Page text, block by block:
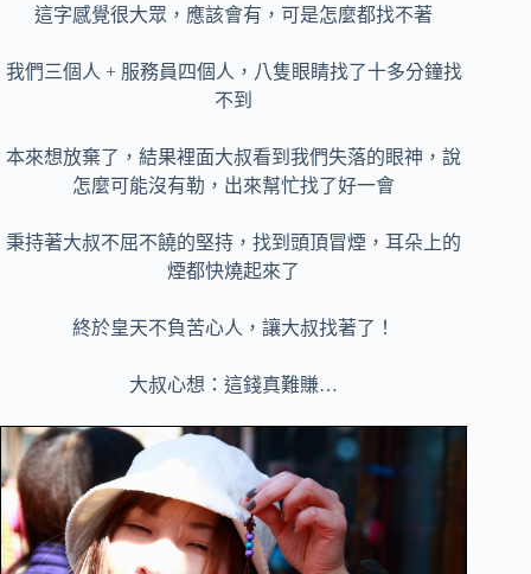
這字感覺很大眾，應該會有，可是怎麼都找不著
我們三個人 + 服務員四個人，八隻眼睛找了十多分鐘找
不到
本來想放棄了，結果裡面大叔看到我們失落的眼神，說
怎麼可能沒有勒，出來幫忙找了好一會
秉持著大叔不屈不饒的堅持，找到頭頂冒煙，耳朵上的
煙都快燒起來了
終於皇天不負苦心人，讓大叔找著了！
大叔心想：這錢真難賺…